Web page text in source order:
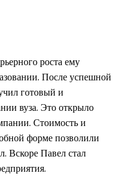
роста ему
После успешной
готовый и
вуза. Это открыло
Стоимость и
форме позволили
Вскоре Павел стал